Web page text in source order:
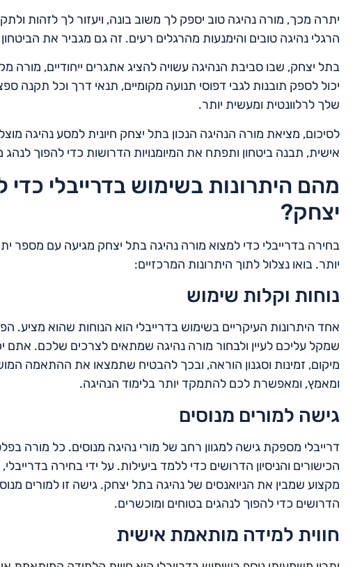
יתרה מכך, מורה נהיגה טוב יספק לך משוב בונה, ויעזור לך לזהות
הרגלי נהיגה טובים והימנעות מהרגלים רעים. זה גם מגביר את
בתל יצחק, שבו סביבת הנהיגה עשויה להציג אתגרים ייחודיים, מורה
יכול לספק תובנות לגבי דפוסי תנועה מקומיים, תנאי דרך וכל תקנה
שלך לרלוונטית ומעשית יותר.
לסיכום, מציאת מורה הנהיגה הנכון בתל יצחק חיונית למסע נהיגה
אישית, תבנה ביטחון ותפתח את המיומנויות הדרושות כדי להפוך לנהג
מהם היתרונות בשימוש בדרייבלי
יצחק?
בחירה בדרייבלי כדי למצוא מורה נהיגה בתל יצחק מגיעה עם מספר
יותר. בואו נצלול לתוך היתרונות המרכזיים:
נוחות וקלות שימוש
אחד היתרונות העיקריים בשימוש בדרייבלי הוא הנוחות שהוא
שמקל עליכם לעיין ולבחור מורה נהיגה שמתאים לצרכים שלכם. אתם
מיקום, זמינות וסגנון הוראה, ובכך להבטיח שתמצאו את ההתאמה
ומאמץ, ומאפשרת לכם להתמקד יותר בלימוד הנהיגה.
גישה למורים מנוסים
דרייבלי מספקת גישה למגוון רחב של מורי נהיגה מנוסים. כל מורה
הכישורים והניסיון הדרושים כדי ללמד ביעילות. על ידי בחירה
מקצוע שמבין את הניואנסים של נהיגה בתל יצחק. גישה זו למורים
הדרושים כדי להפוך לנהגים בטוחים ומוכשרים.
חווית למידה מותאמת אישית